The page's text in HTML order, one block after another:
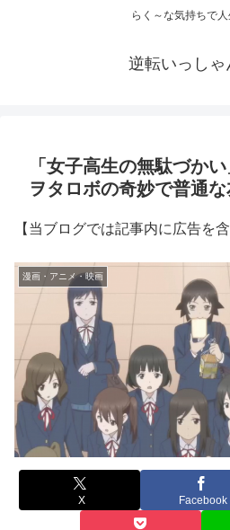
らく～な気持ちで人
逆転いっしゃ
「女子高生の無駄づか
ヲタロボの奇妙で普通
【当ブログでは記事内に広告を
漫画・アニメ・映画
X Facebook